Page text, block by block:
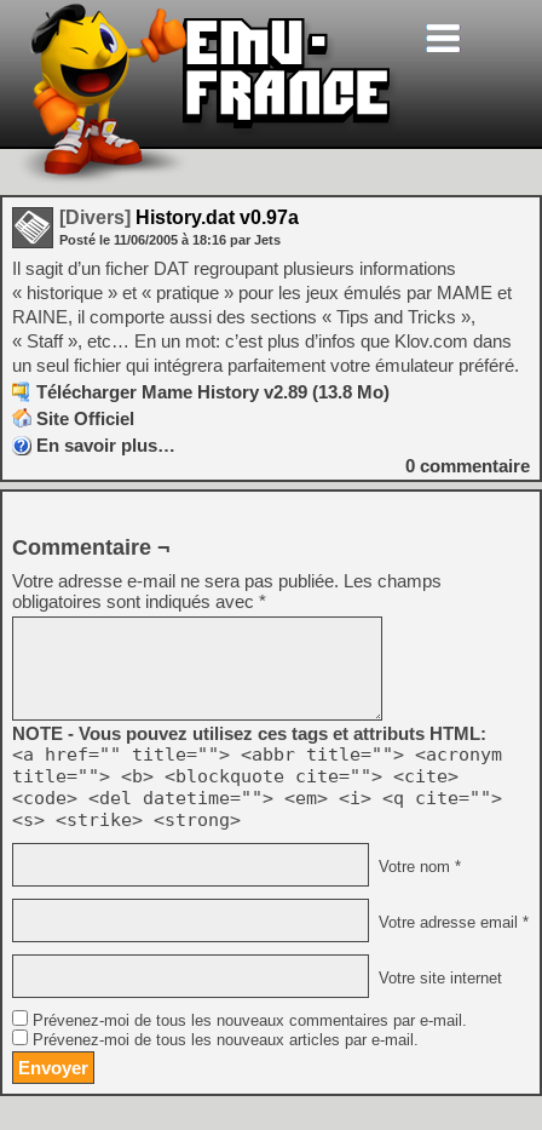
[Divers] History.dat v0.97a
Posté le 11/06/2005 à 18:16 par Jets
Il sagit d’un ficher DAT regroupant plusieurs informations
« historique » et « pratique » pour les jeux émulés par MAME et
RAINE, il comporte aussi des sections « Tips and Tricks »,
« Staff », etc… En un mot: c’est plus d’infos que Klov.com dans
un seul fichier qui intégrera parfaitement votre émulateur préféré.
Télécharger Mame History v2.89 (13.8 Mo)
Site Officiel
En savoir plus…
0 commentaire
Commentaire ¬
Votre adresse e-mail ne sera pas publiée. Les champs
obligatoires sont indiqués avec *
NOTE - Vous pouvez utilisez ces tags et attributs HTML:
<a href="" title=""> <abbr title=""> <acronym
title=""> <b> <blockquote cite=""> <cite>
<code> <del datetime=""> <em> <i> <q cite="">
<s> <strike> <strong>
Votre nom *
Votre adresse email *
Votre site internet
Prévenez-moi de tous les nouveaux commentaires par e-mail.
Prévenez-moi de tous les nouveaux articles par e-mail.